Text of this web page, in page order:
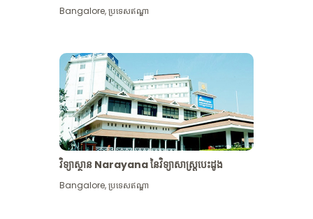
Bangalore,ប្រទេសឥណ្ឌា
វិទ្យាស្ថាន Narayana នៃវិទ្យាសាស្រ្តបេះដូង
Bangalore,ប្រទេសឥណ្ឌា